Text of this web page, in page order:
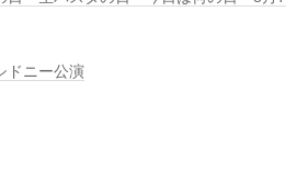
ドニー公演